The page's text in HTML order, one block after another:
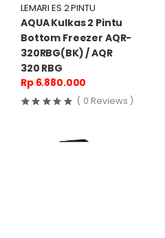
LEMARI ES 2 PINTU
AQUA Kulkas 2 Pintu
Bottom Freezer AQR-
320RBG(BK) / AQR
320 RBG
Rp 6.880.000
( 0 Reviews )